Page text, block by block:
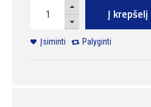
Į krepšelį
Įsiminti Palyginti